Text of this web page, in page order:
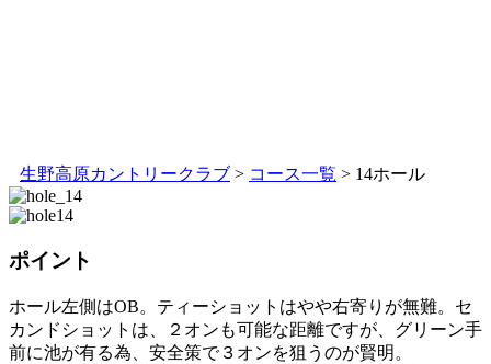
生野高原カントリークラブ > コース一覧 > 14ホール
ポイント
ホール左側はOB。ティーショットはやや右寄りが無難。セ
カンドショットは、２オンも可能な距離ですが、グリーン手
前に池が有る為、安全策で３オンを狙うのが賢明。